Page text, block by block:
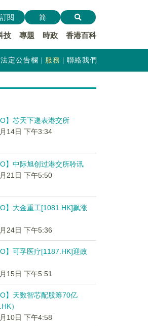
技 專題 時政 香港百科
訂閱 简
法定公告欄 服務 聯絡我們
】芯天下递表港交所
14日 下午3:34
】中际旭创过港交所聆讯
21日 下午5:50
】大金重工[1081.HK]飙涨
24日 下午5:36
】可孚医疗[1187.HK]迎政
15日 下午5:51
】天数智芯配股筹70亿
）
10日 下午4:58